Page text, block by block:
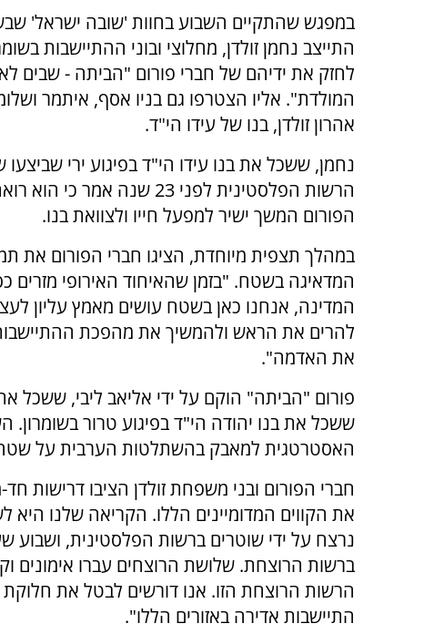
במפגש שהתקיים השבוע בחוות 'שובה ישראל'
התייצב נחמן זולדן, מחלוצי ובוני ההתיישבות
לחזק את ידיהם של חברי פורום "הביתה - שבים
המולדת". אליו הצטרפו גם בניו אסף, איתמר ושלומי
אהרון זולדן, בנו של עידו הי"ד.
נחמן, ששכל את בנו עידו הי"ד בפיגוע ירי שביצעו
הרשות הפלסטינית לפני 23 שנה אמר
הפורום המשך ישיר למפעל חייו ולצוואת בנו.
במהלך תצפית מיוחדת, הציגו חברי הפורום את
המדאיגה בשטח. "בזמן שהאיחוד האירופי מזרים
המדינה, אנחנו כאן בשטח עושים מאמץ עליון
להרים את הראש ולהמשיך את מהפכת ההתיישבות
את האדמה".
פורום "הביתה" הוקם על ידי אליאב ליבי, ששכל
ששכל את בנו יהודה הי"ד בפיגוע טרור בשומרון.
האסטרטגית למאבק בהשתלטות הערבית על שטחי
חברי הפורום ובני משפחת זולדן הציבו דרישות
את הקווים המדומיינים הללו. הקריאה שלנו
נרצח על ידי שוטרים ברשות הפלסטינית,
ברשות הרוצחת. שלושת הרוצחים עברו אימונים
התיישבות אדירה באזורים הללו".